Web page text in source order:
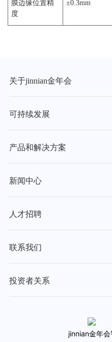
膜边缘位置精
度
±0.3mm
关于jinnian金年会
可持续发展
产品和解决方案
新闻中心
人才招聘
联系我们
投资者关系
jinnian金年